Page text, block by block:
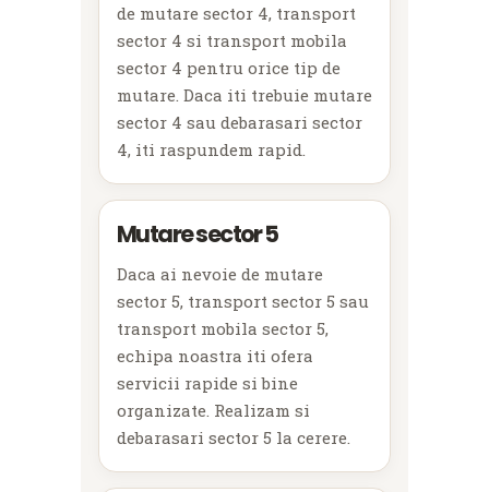
de mutare sector 4, transport
sector 4 si transport mobila
sector 4 pentru orice tip de
mutare. Daca iti trebuie mutare
sector 4 sau debarasari sector
4, iti raspundem rapid.
Mutare sector 5
Daca ai nevoie de mutare
sector 5, transport sector 5 sau
transport mobila sector 5,
echipa noastra iti ofera
servicii rapide si bine
organizate. Realizam si
debarasari sector 5 la cerere.